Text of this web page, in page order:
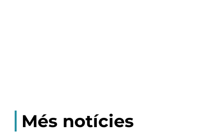
Més notícies